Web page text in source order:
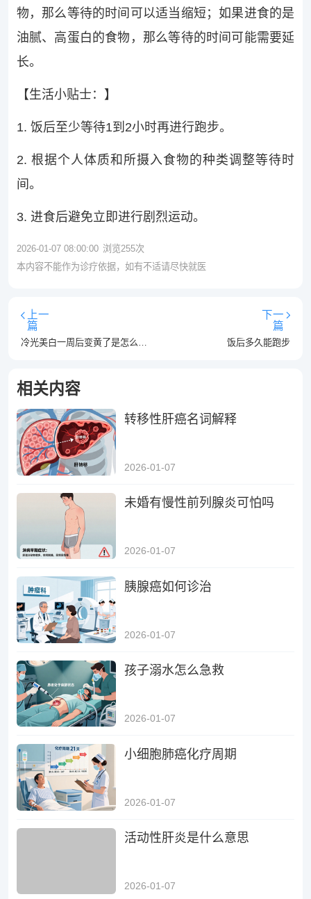
物，那么等待的时间可以适当缩短；如果进食的是
油腻、高蛋白的食物，那么等待的时间可能需要延
长。
【生活小贴士：】
1. 饭后至少等待1到2小时再进行跑步。
2. 根据个人体质和所摄入食物的种类调整等待时
间。
3. 进食后避免立即进行剧烈运动。
2026-01-07 08:00:00 浏览255次
本内容不能作为诊疗依据，如有不适请尽快就医
上一
篇
下一
篇
饭后多久能跑步
相关内容
转移性肝癌名词解释
2026-01-07
未婚有慢性前列腺炎可怕吗
2026-01-07
胰腺癌如何诊治
2026-01-07
孩子溺水怎么急救
2026-01-07
小细胞肺癌化疗周期
2026-01-07
活动性肝炎是什么意思
2026-01-07